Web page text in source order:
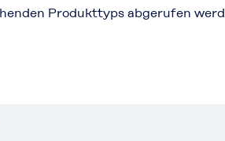
Produkttyps abgerufen